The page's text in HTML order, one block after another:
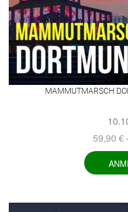
MAMMUTMARSCH
59,90 €